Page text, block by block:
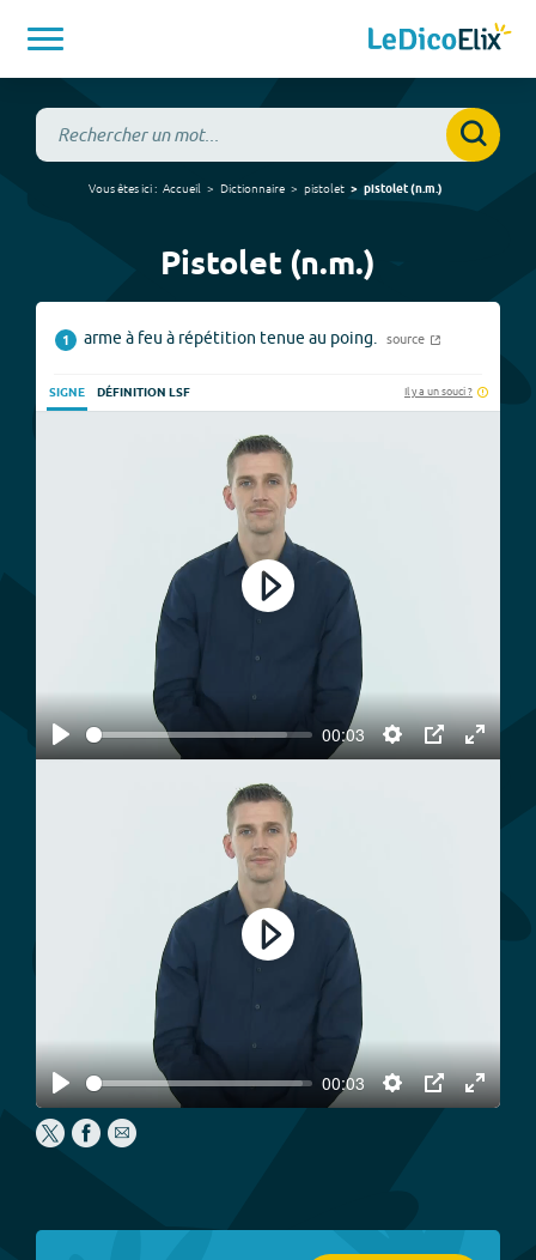
Vous êtes ici : Accueil Dictionnaire pistolet pistolet(n.m.)
Pistolet (n.m.)
1 arme à feu à répétition tenue au poing. source
SIGNE DÉFINITION LSF Il y a un souci ?
Play
00:03
Settings
PIP
Enter
Play
Play
00:03
Settings
PIP
Enter
Play